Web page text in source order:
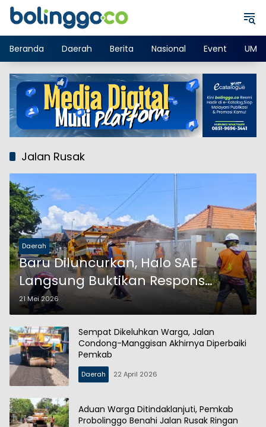
Langsung
Beranda
Daerah Berita Nasional Event
Jalan Rusak
Daerah
Baru Diluncurkan, Halo SAE
Langsung Buktikan Respons
Cepat Tangani Jalan Rusak
21 Mei 2026
Sempat Dikeluhkan Warga, Jalan
Condong-Manggisan Akhirnya Diperbaiki
Pemkab
Daerah 22 April 2026
Aduan Warga Ditindaklanjuti, Pemkab
Probolinggo Benahi Jalan Rusak Ringan